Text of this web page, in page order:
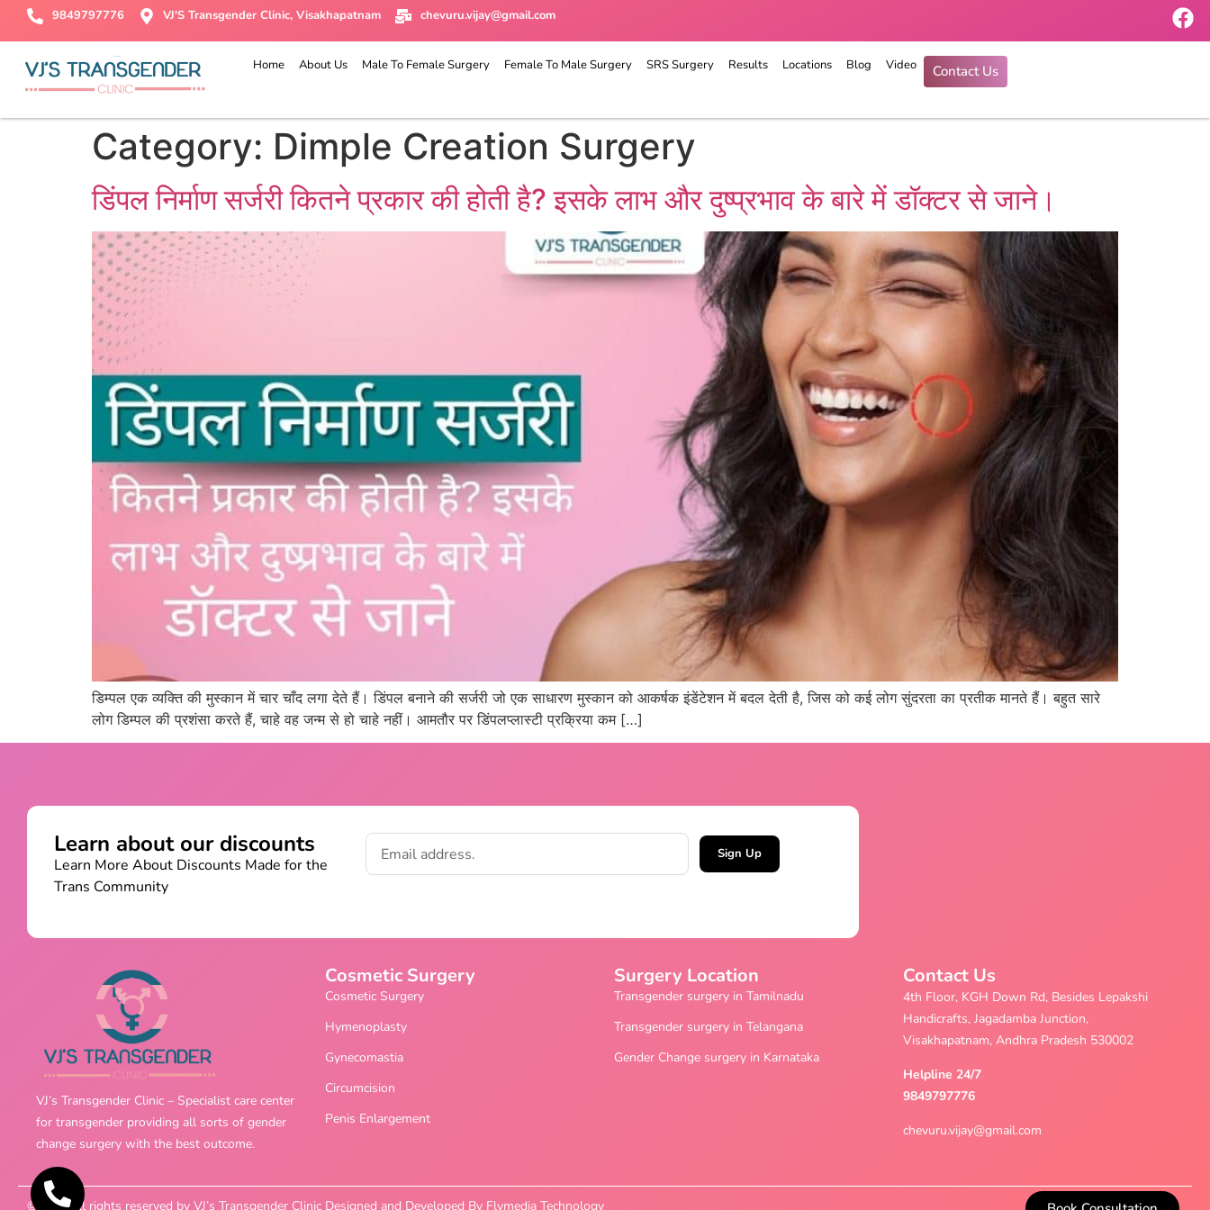
9849797776 VJ'S Transgender Clinic, Visakhapatnam chevuru.vijay@gmail.com
Home About Us Male To Female Surgery Female To Male Surgery SRS Surgery Results Locations Blog Video Contact Us
Category: Dimple Creation Surgery
डिंपल निर्माण सर्जरी कितने प्रकार की होती है? इसके लाभ और दुष्प्रभाव के बारे में डॉक्टर से जाने।
डिम्पल एक व्यक्ति की मुस्कान में चार चाँद लगा देते हैं। डिंपल बनाने की सर्जरी जो एक साधारण मुस्कान को आकर्षक इंडेंटेशन में बदल देती है, जिस को कई लोग सुंदरता का प्रतीक मानते हैं। बहुत सारे
लोग डिम्पल की प्रशंसा करते हैं, चाहे वह जन्म से हो चाहे नहीं। आमतौर पर डिंपलप्लास्टी प्रक्रिया कम […]
Learn about our discounts
Learn More About Discounts Made for the
Trans Community
Sign Up
VJ’s Transgender Clinic – Specialist care center
for transgender providing all sorts of gender
change surgery with the best outcome.
Cosmetic Surgery
Cosmetic Surgery
Hymenoplasty
Gynecomastia
Circumcision
Penis Enlargement
Surgery Location
Transgender surgery in Tamilnadu
Transgender surgery in Telangana
Gender Change surgery in Karnataka
Contact Us
4th Floor, KGH Down Rd, Besides Lepakshi
Handicrafts, Jagadamba Junction,
Visakhapatnam, Andhra Pradesh 530002
Helpline 24/7
9849797776
chevuru.vijay@gmail.com
©2025 All rights reserved by VJ’s Transgender Clinic Designed and Developed By Flymedia Technology